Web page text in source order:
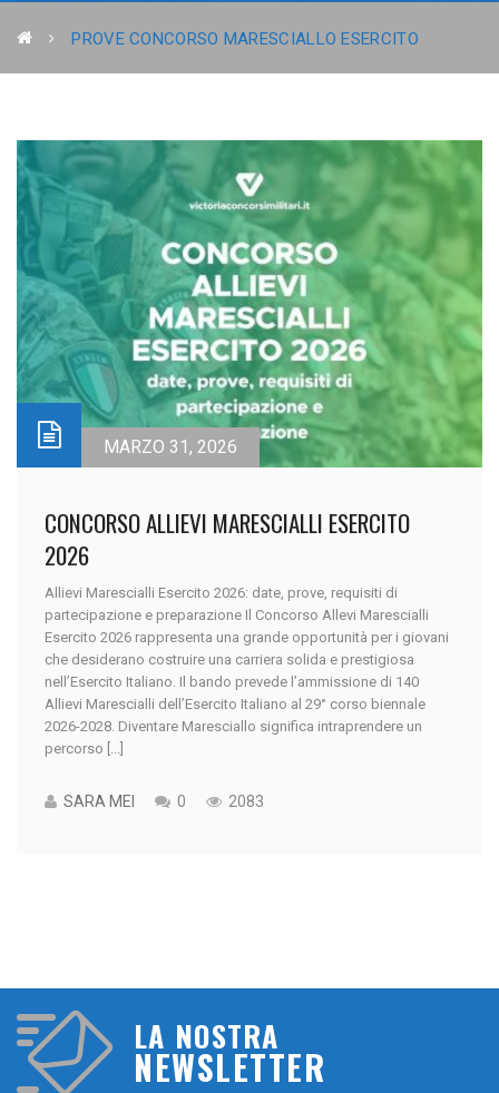
PROVE CONCORSO MARESCIALLO ESERCITO
MARZO 31, 2026
CONCORSO ALLIEVI MARESCIALLI ESERCITO
2026
Allievi Marescialli Esercito 2026: date, prove, requisiti di
partecipazione e preparazione Il Concorso Allevi Marescialli
Esercito 2026 rappresenta una grande opportunità per i giovani
che desiderano costruire una carriera solida e prestigiosa
nell’Esercito Italiano. Il bando prevede l’ammissione di 140
Allievi Marescialli dell’Esercito Italiano al 29° corso biennale
2026-2028. Diventare Maresciallo significa intraprendere un
percorso [...]
SARA MEI 0 2083
LA NOSTRA
NEWSLETTER